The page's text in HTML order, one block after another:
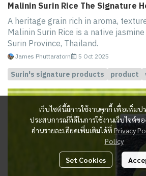
Malinin Surin Rice The Signature
A heritage grain rich in aroma,
Malinin Surin Rice is a native
Surin Province, Thailand.
James Phuttaratorn 5 Oct 2025
Surin's signature products product
เว็บไซต์นี้มีการใช้งานคุกกี้ เพื่อเพิ่ม
ประสบการณ์ที่ดีในการใช้งานเว็บไซต์ข
อ่านรายละเอียดเพิ่มเติมได้ที่ Privacy
Policy
Set Cookies